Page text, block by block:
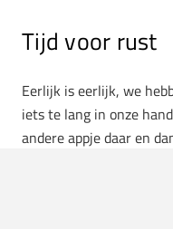
Tijd voor rust
Eerlijk is eerlijk, we
iets te lang in onze
andere appje daar en